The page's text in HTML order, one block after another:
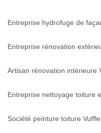
Entreprise hydrofuge de
Entreprise rénovation
Artisan rénovation intérieure
Entreprise nettoyage toiture
Société peinture toiture